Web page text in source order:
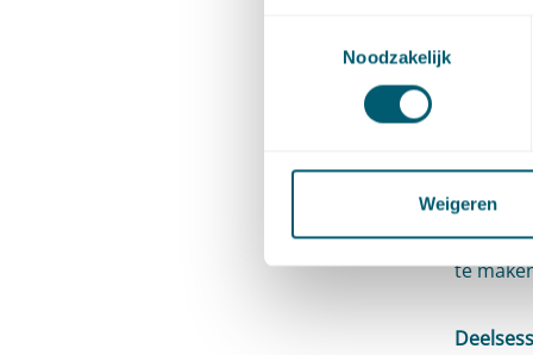
Noodzakelijk
Weigeren
De
voor
te